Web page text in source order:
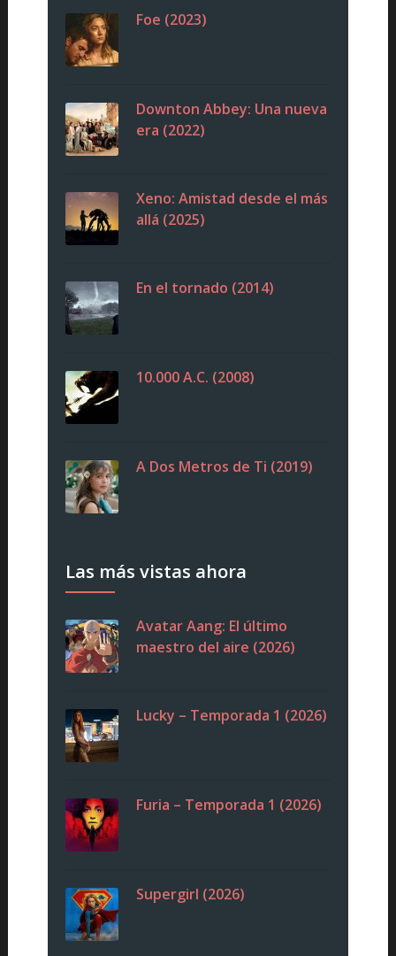
Foe (2023)
Downton Abbey: Una nueva
era (2022)
Xeno: Amistad desde el más
allá (2025)
En el tornado (2014)
10.000 A.C. (2008)
A Dos Metros de Ti (2019)
Las más vistas ahora
Avatar Aang: El último
maestro del aire (2026)
Lucky – Temporada 1 (2026)
Furia – Temporada 1 (2026)
Supergirl (2026)